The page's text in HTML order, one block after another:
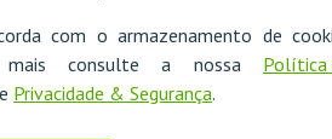
com o armazenamento de
mais consulte a nossa Política
e Privacidade & Segurança.